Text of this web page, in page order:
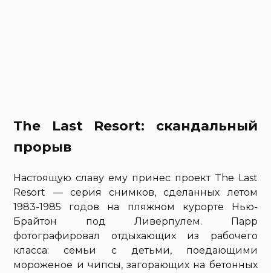
The Last Resort: скандальный
прорыв
Настоящую славу ему принес проект The Last
Resort — серия снимков, сделанных летом
1983-1985 годов на пляжном курорте Нью-
Брайтон под Ливерпулем. Парр
фотографировал отдыхающих из рабочего
класса: семьи с детьми, поедающими
мороженое и чипсы, загорающих на бетонных